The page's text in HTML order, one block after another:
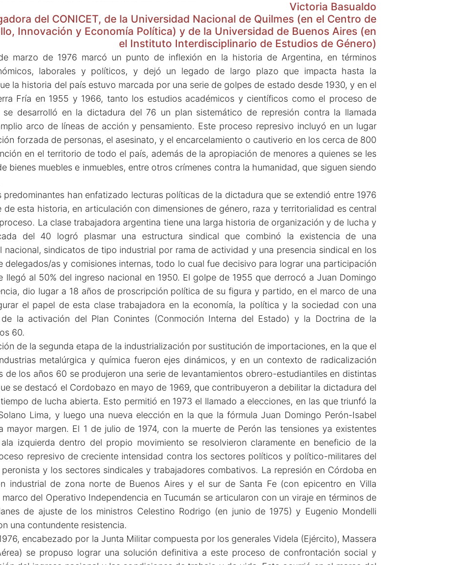
Victoria Basualdo
del CONICET, de la Universidad Nacional de Quilmes (en el Centro de
Innovación y Economía Política) y de la Universidad de Buenos Aires (en
el Instituto Interdisciplinario de Estudios de Género)
marzo de 1976 marcó un punto de inflexión en la historia de Argentina, en términos
laborales y políticos, y dejó un legado de largo plazo que impacta hasta la
la historia del país estuvo marcada por una serie de golpes de estado desde 1930, y en el
Fría en 1955 y 1966, tanto los estudios académicos y científicos como el proceso de
se desarrolló en la dictadura del 76 un plan sistemático de represión contra la llamada
arco de líneas de acción y pensamiento. Este proceso represivo incluyó en un lugar
forzada de personas, el asesinato, y el encarcelamiento o cautiverio en los cerca de 800
en el territorio de todo el país, además de la apropiación de menores a quienes se les
bienes muebles e inmuebles, entre otros crímenes contra la humanidad, que siguen siendo
predominantes han enfatizado lecturas políticas de la dictadura que se extendió entre 1976
de esta historia, en articulación con dimensiones de género, raza y territorialidad es central
La clase trabajadora argentina tiene una larga historia de organización y de lucha y
del 40 logró plasmar una estructura sindical que combinó la existencia de una
nacional, sindicatos de tipo industrial por rama de actividad y una presencia sindical en los
delegados/as y comisiones internas, todo lo cual fue decisivo para lograr una participación
llegó al 50% del ingreso nacional en 1950. El golpe de 1955 que derrocó a Juan Domingo
dio lugar a 18 años de proscripción política de su figura y partido, en el marco de una
el papel de esta clase trabajadora en la economía, la política y la sociedad con una
la activación del Plan Conintes (Conmoción Interna del Estado) y la Doctrina de la
60.
de la segunda etapa de la industrialización por sustitución de importaciones, en la que el
metalúrgica y química fueron ejes dinámicos, y en un contexto de radicalización
de los años 60 se produjeron una serie de levantamientos obrero-estudiantiles en distintas
se destacó el Cordobazo en mayo de 1969, que contribuyeron a debilitar la dictadura del
de lucha abierta. Esto permitió en 1973 el llamado a elecciones, en las que triunfó la
Lima, y luego una nueva elección en la que la fórmula Juan Domingo Perón-Isabel
mayor margen. El 1 de julio de 1974, con la muerte de Perón las tensiones ya existentes
izquierda dentro del propio movimiento se resolvieron claramente en beneficio de la
represivo de creciente intensidad contra los sectores políticos y político-militares del
y los sectores sindicales y trabajadores combativos. La represión en Córdoba en
industrial de zona norte de Buenos Aires y el sur de Santa Fe (con epicentro en Villa
del Operativo Independencia en Tucumán se articularon con un viraje en términos de
de ajuste de los ministros Celestino Rodrigo (en junio de 1975) y Eugenio Mondelli
una contundente resistencia.
encabezado por la Junta Militar compuesta por los generales Videla (Ejército), Massera
se propuso lograr una solución definitiva a este proceso de confrontación social y